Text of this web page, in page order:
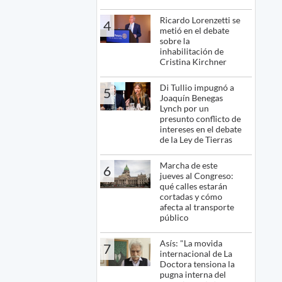
4
Ricardo Lorenzetti se
metió en el debate
sobre la
inhabilitación de
Cristina Kirchner
5
Di Tullio impugnó a
Joaquín Benegas
Lynch por un
presunto conflicto de
intereses en el debate
de la Ley de Tierras
6
Marcha de este
jueves al Congreso:
qué calles estarán
cortadas y cómo
afecta al transporte
público
7
Asís: "La movida
internacional de La
Doctora tensiona la
pugna interna del